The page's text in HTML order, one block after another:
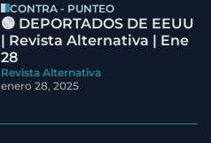
CONTRA - PUNTEO
🟢 DEPORTADOS DE EEUU
| Revista Alternativa | Ene
28
Revista Alternativa
enero 28, 2025